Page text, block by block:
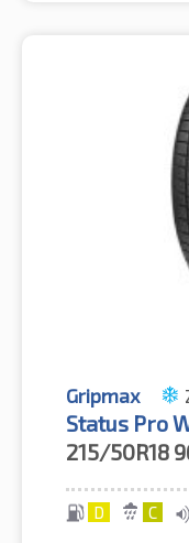
Gripmax
Status Pro
215/50R18
D C